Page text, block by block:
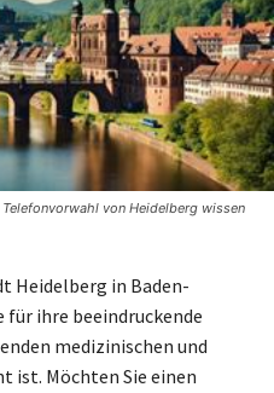
von Heidelberg wissen
Heidelberg in Baden-
ihre beeindruckende
medizinischen und
ist. Möchten Sie einen